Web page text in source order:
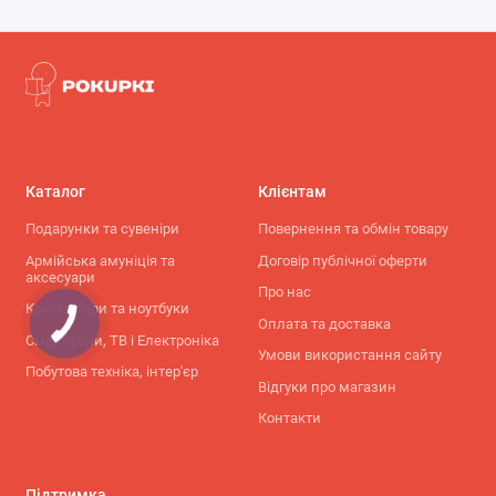
Каталог
Подарунки та сувеніри
Армійська амуніція та
аксесуари
Комп'ютери та ноутбуки
Смартфони, ТВ і Електроніка
Побутова техніка, інтер'єр
Клієнтам
Повернення та обмін товару
Договір публічної оферти
Про нас
Оплата та доставка
Умови використання сайту
Відгуки про магазин
Контакти